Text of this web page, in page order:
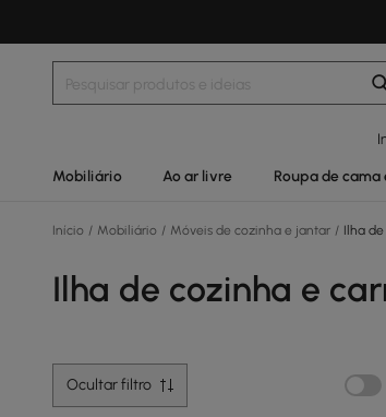
Mobiliário Ao ar livre Roupa de cama
Início / Mobiliário / Móveis de cozinha e jantar / Ilha
Ilha de cozinha e
Ocultar filtro